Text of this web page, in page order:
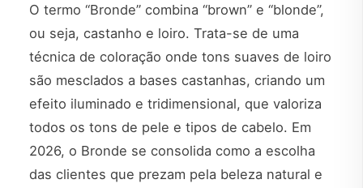
O termo “Bronde” combina “brown” e “blonde”,
ou seja, castanho e loiro. Trata-se de uma
técnica de coloração onde tons suaves de loiro
são mesclados a bases castanhas, criando um
efeito iluminado e tridimensional, que valoriza
todos os tons de pele e tipos de cabelo. Em
2026, o Bronde se consolida como a escolha
das clientes que prezam pela beleza natural e